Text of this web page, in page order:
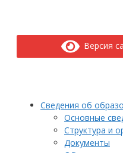
Версия
Сведения об
Основные
Структура и
Документы